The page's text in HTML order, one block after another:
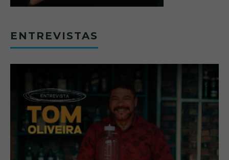
ENTREVISTAS